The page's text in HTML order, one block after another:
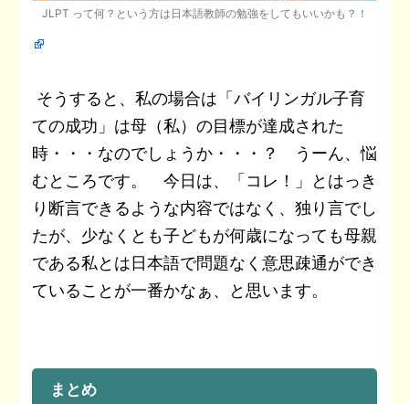
JLPT って何？という方は日本語教師の勉強をしてもいいかも？！
そうすると、私の場合は「バイリンガル子育
ての成功」は母（私）の目標が達成された
時・・・なのでしょうか・・・？ うーん、悩
むところです。 今日は、「コレ！」とはっき
り断言できるような内容ではなく、独り言でし
たが、少なくとも子どもが何歳になっても母親
である私とは日本語で問題なく意思疎通ができ
ていることが一番かなぁ、と思います。
まとめ